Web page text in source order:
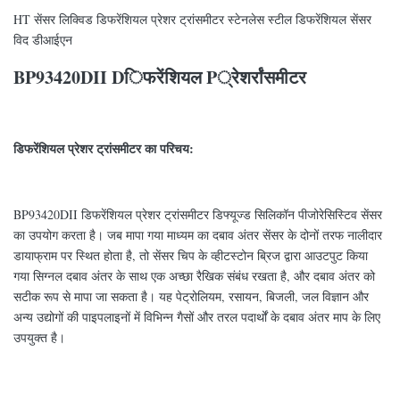
HT सेंसर लिक्विड डिफरेंशियल प्रेशर ट्रांसमीटर स्टेनलेस स्टील डिफरेंशियल सेंसर
विद डीआईएन
BP93420DIIDिफरेंशियलP्रेशर्रांसमीटर
डिफरेंशियल प्रेशर ट्रांसमीटर का परिचय:
BP93420DII डिफरेंशियल प्रेशर ट्रांसमीटर डिफ्यूज्ड सिलिकॉन पीजोरेसिस्टिव सेंसर
का उपयोग करता है। जब मापा गया माध्यम का दबाव अंतर सेंसर के दोनों तरफ नालीदार
डायाफ्राम पर स्थित होता है, तो सेंसर चिप के व्हीटस्टोन ब्रिज द्वारा आउटपुट किया
गया सिग्नल दबाव अंतर के साथ एक अच्छा रैखिक संबंध रखता है, और दबाव अंतर को
सटीक रूप से मापा जा सकता है। यह पेट्रोलियम, रसायन, बिजली, जल विज्ञान और
अन्य उद्योगों की पाइपलाइनों में विभिन्न गैसों और तरल पदार्थों के दबाव अंतर माप के लिए
उपयुक्त है।